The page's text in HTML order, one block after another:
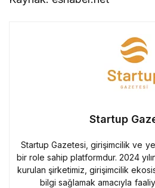
Startup
Startup Gazetesi, girişimcilik ve
bir role sahip platformdur. 2024
kurulan şirketimiz, girişimcilik
bilgi sağlamak amacıyla